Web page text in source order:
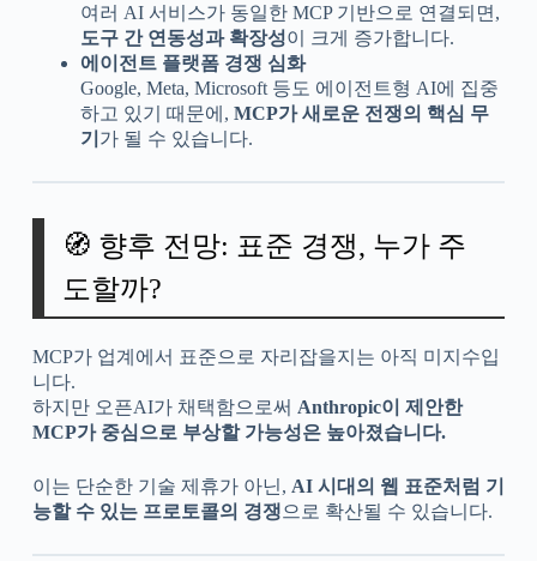
여러 AI 서비스가 동일한 MCP 기반으로 연결되면,
도구 간 연동성과 확장성이 크게 증가합니다.
에이전트 플랫폼 경쟁 심화
Google, Meta, Microsoft 등도 에이전트형 AI에 집중
하고 있기 때문에, MCP가 새로운 전쟁의 핵심 무
기 가 될 수 있습니다.
🧭 향후 전망: 표준 경쟁, 누가 주
도할까?
MCP가 업계에서 표준으로 자리잡을지는 아직 미지수입
니다.
하지만 오픈AI가 채택함으로써 Anthropic이 제안한
MCP가 중심으로 부상할 가능성은 높아졌습니다.
이는 단순한 기술 제휴가 아닌, AI 시대의 웹 표준처럼 기
능할 수 있는 프로토콜의 경쟁으로 확산될 수 있습니다.